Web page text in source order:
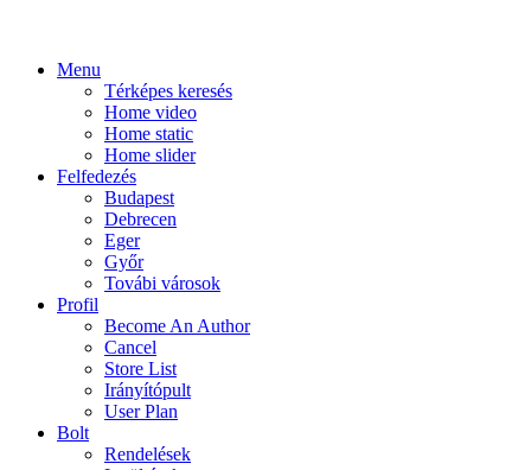
Menu
Térképes keresés
Home video
Home static
Home slider
Felfedezés
Budapest
Debrecen
Eger
Győr
Továbi városok
Profil
Become An Author
Cancel
Store List
Irányítópult
User Plan
Bolt
Rendelések